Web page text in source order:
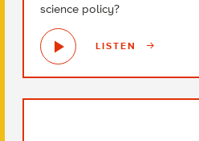
science policy?
LISTEN